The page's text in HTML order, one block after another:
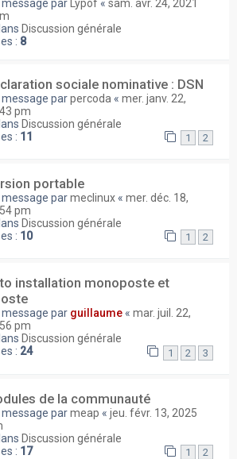
message par Lypof « sam. avr. 24, 2021
Discussion générale
: 8
sociale nominative : DSN
message parpercoda « mer. janv. 22,
pm
Discussion générale
: 11 1 2
portable
message parmeclinux « mer. déc. 18,
pm
Discussion générale
: 10 1 2
installation monoposte et
message par guillaume « mar. juil. 22,
pm
Discussion générale
: 24 1 2 3
de la communauté
message parmeap « jeu. févr. 13, 2025
Discussion générale
: 17 1 2